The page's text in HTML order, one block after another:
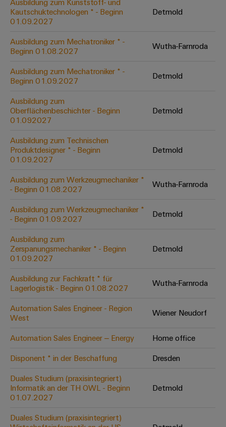
Sicherer
Betrieb
mit
Lösungen
für
Prozessindustrie
Mehr
Ressourceneffizienz
durch
Schaltschrankbau
Lösungen
die
Herausforderungen
Schaltschrankbau
Moderne
und
digitale
für
klimafreundliche
im
Schiffbau
Verbindungslösungen
die
maritime
Industrie
Wasseraufbereitung
Industrial
IoT
Industrial
Security
Industrial
Service
Platform
easyConnect
Regler
Gerätehersteller
Leiterplattensteckverbinder
&
PCB
Services
Equipment
(OEM)
Industrial
Ethernet
Touch-
Panels
Engineering-
Visualisierungstools
Energiemessung
und
Smart
Metering
Weidmüller
AI
Access
&
Services
Industrial
Platform
easyConnect
Werkstatt
&
Digitale
Bestellmöglichkeiten
eShop
OCI-
EDI-
Schnittstelle
ALLE
SERVICES
finden
Solution
Partner
-
Systemintegratoren
Messen
&
Globale
Messen
&
Events
Stellenbörse
Entwicklung
Karriere auf
neues
Distribution
Ausbildung zum Kunststoff- und
Kautschuktechnologen * - Beginn
01.09.2027
Detmold
Ausbildung zum Mechatroniker * -
Beginn 01.08.2027
Wutha-Farnroda
Ausbildung zum Mechatroniker * -
Beginn 01.09.2027
Detmold
Ausbildung zum
Oberflächenbeschichter - Beginn
01.092027
Detmold
Ausbildung zum Technischen
Produktdesigner * - Beginn
01.09.2027
Detmold
Ausbildung zum Werkzeugmechaniker *
- Beginn 01.08.2027
Wutha-Farnroda
Ausbildung zum Werkzeugmechaniker *
- Beginn 01.09.2027
Detmold
Ausbildung zum
Zerspanungsmechaniker * - Beginn
01.09.2027
Detmold
Ausbildung zur Fachkraft * für
Lagerlogistik - Beginn 01.08.2027
Wutha-Farnroda
Automation Sales Engineer - Region
West
Wiener Neudorf
Automation Sales Engineer – Energy
Home office
Disponent * in der Beschaffung
Dresden
Duales Studium (praxisintegriert)
Informatik an der TH OWL - Beginn
01.07.2027
Detmold
Duales Studium (praxisintegriert)